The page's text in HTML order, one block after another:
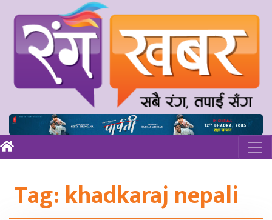
Tag:khadkaraj nepali